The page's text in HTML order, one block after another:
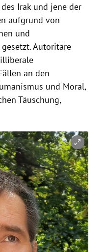
Irak und jene der
aufgrund von
und
Autoritäre
an den
und Moral,
Täuschung,